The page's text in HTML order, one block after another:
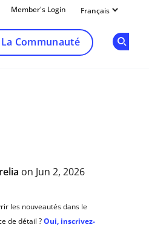
Member's Login
Communauté
on Jun 2, 2026
les nouveautés dans le
de détail ? Oui, inscrivez-